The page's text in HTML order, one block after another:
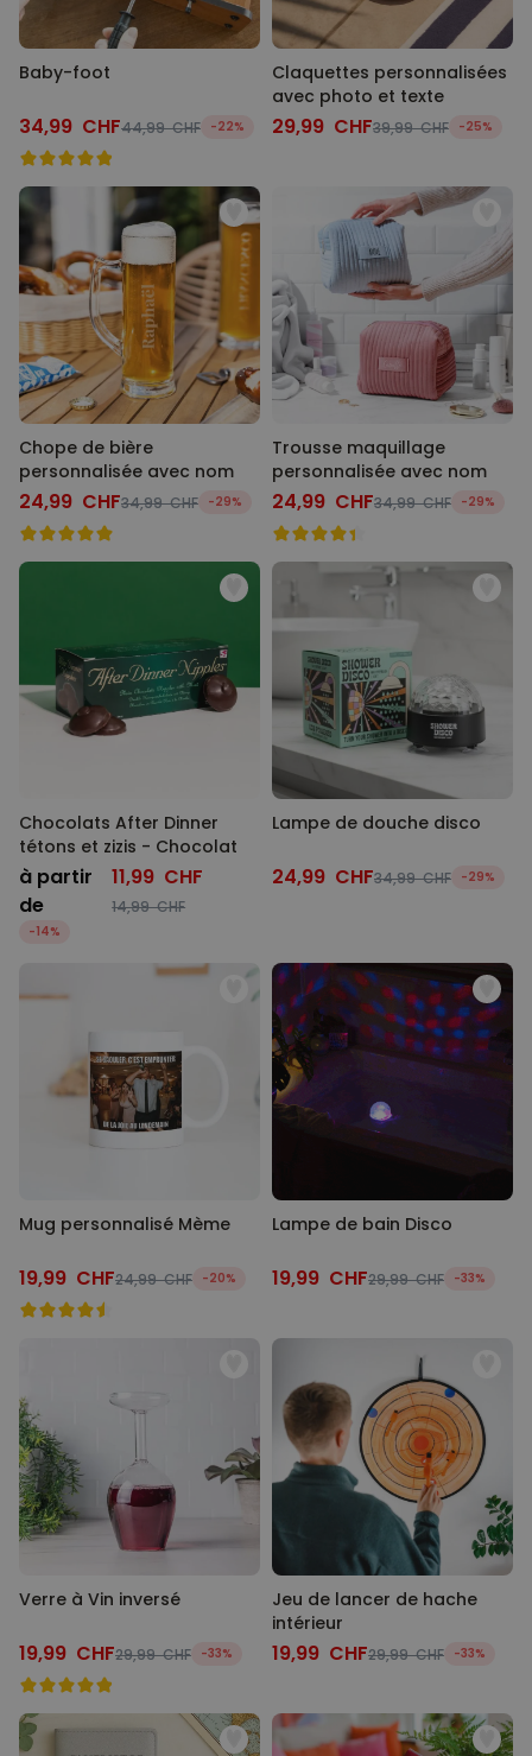
Baby-foot
34,99 CHF44,99 CHF -22%
Claquettes personnalisées
avec photo et texte
29,99 CHF39,99 CHF -25%
Chope de bière
personnalisée avec nom
24,99 CHF34,99 CHF -29%
Trousse maquillage
personnalisée avec nom
24,99 CHF34,99 CHF -29%
Chocolats After Dinner
tétons et zizis - Chocolat
à partir
de
11,99 CHF
14,99 CHF
-14%
Lampe de douche disco
24,99 CHF34,99 CHF -29%
Mug personnalisé Mème
19,99 CHF24,99 CHF -20%
Lampe de bain Disco
19,99 CHF29,99 CHF -33%
Verre à Vin inversé
19,99 CHF29,99 CHF -33%
Jeu de lancer de hache
intérieur
19,99 CHF29,99 CHF -33%